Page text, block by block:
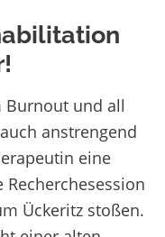
Burnout und all
anstrengend
eine
Recherchesession
Ückeritz stoßen.